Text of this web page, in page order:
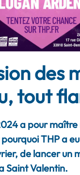
des
tout
a pour maître
pourquoi THP a
de lancer un
Saint Valentin.